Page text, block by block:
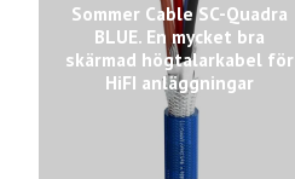
Sommer Cable SC-Quadra
BLUE. En mycket bra
skärmad högtalarkabel för
HiFI anläggningar